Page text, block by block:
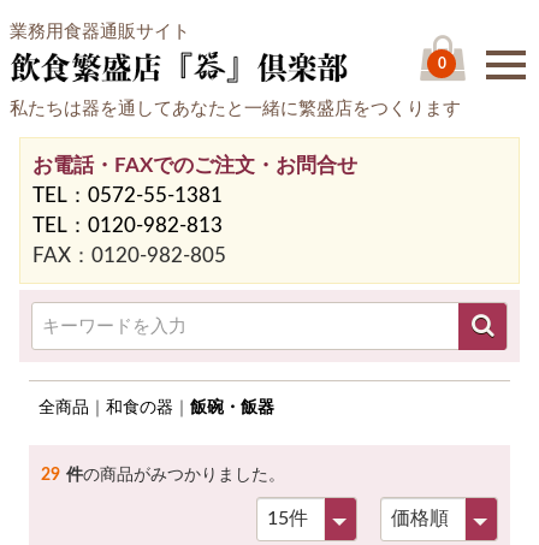
業務用食器通販サイト
私たちは器を通してあなたと一緒に繁盛店をつくります
0
お電話・FAXでのご注文・お問合せ
TEL：0572-55-1381
TEL：0120-982-813
FAX：0120-982-805
全商品 和食の器 飯碗・飯器
29 件の商品がみつかりました。